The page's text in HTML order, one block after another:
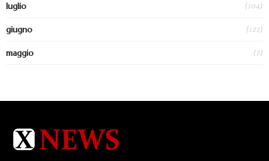
luglio (104)
giugno (127)
maggio (7)